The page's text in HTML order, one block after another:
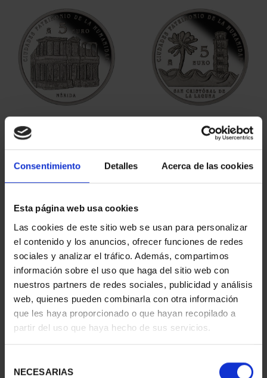
Consentimiento Detalles Acerca de las cookies
Esta página web usa cookies
Las cookies de este sitio web se usan para personalizar
el contenido y los anuncios, ofrecer funciones de redes
sociales y analizar el tráfico. Además, compartimos
información sobre el uso que haga del sitio web con
nuestros partners de redes sociales, publicidad y análisis
web, quienes pueden combinarla con otra información
que les haya proporcionado o que hayan recopilado a
partir del uso que haya hecho de sus servicios.
NECESARIAS
CIUDADES PATRIMONIO
73,00 €
CIUDADES PATRIMONIO
II - LA LAGUNA
73,00 €
73,00 €